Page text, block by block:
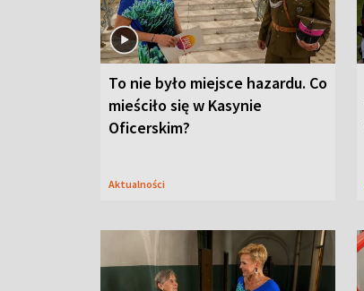
To nie było miejsce hazardu. Co
mieściło się w Kasynie
Oficerskim?
Aktualności